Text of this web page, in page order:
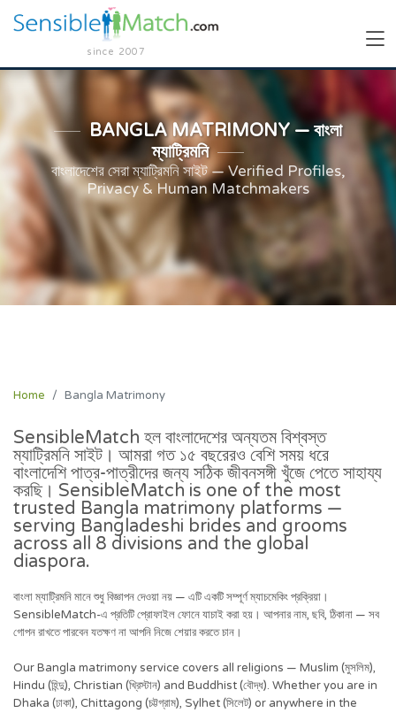
since 2007
BANGLA MATRIMONY — বাংলা
ম্যাট্রিমনি
বাংলাদেশের সেরা ম্যাট্রিমনি সাইট — Verified Profiles,
Privacy & Human Matchmakers
Home Bangla Matrimony
SensibleMatch হল বাংলাদেশের অন্যতম বিশ্বস্ত
ম্যাট্রিমনি সাইট। আমরা গত ১৫ বছরেরও বেশি সময় ধরে
বাংলাদেশি পাত্র-পাত্রীদের জন্য সঠিক জীবনসঙ্গী খুঁজে পেতে সাহায্য
করছি। SensibleMatch is one of the most
trusted Bangla matrimony platforms —
serving Bangladeshi brides and grooms
across all 8 divisions and the global
diaspora.
বাংলা ম্যাট্রিমনি মানে শুধু বিজ্ঞাপন দেওয়া নয় — এটি একটি সম্পূর্ণ ম্যাচমেকিং প্রক্রিয়া।
SensibleMatch-এ প্রতিটি প্রোফাইল ফোনে যাচাই করা হয়। আপনার নাম, ছবি, ঠিকানা — সব
গোপন রাখতে পারবেন যতক্ষণ না আপনি নিজে শেয়ার করতে চান।
Our Bangla matrimony service covers all religions — Muslim (মুসলিম),
Hindu (হিন্দু), Christian (খ্রিস্টান) and Buddhist (বৌদ্ধ). Whether you are in
Dhaka (ঢাকা), Chittagong (চট্টগ্রাম), Sylhet (সিলেট) or anywhere in the